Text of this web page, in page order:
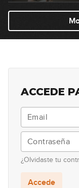
07:38
ACCEDE
¿Olvidaste tu
Accede